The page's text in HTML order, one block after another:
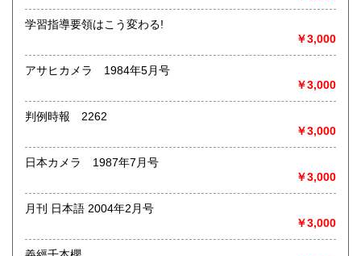
◎メディア商品【ジャズ・ロック・クラシック・映画・アニ
メ・ゲーム・声優・アイドル・ビジネス・アダルト・車・バ
EP、カセット、ポスター、おもちゃ、グッズ、パンフレット
などマニアックなものを中心に高価買取
ンタイア・和本・漢籍・戦争㊙︎資料・書道具・茶道具・戦前
絵はがき・鳥瞰図・古地図・浮世絵・軸・拓本・印譜・エロ
グロ】など古いものの中には希少価値の高いものも多数ござ
いますので価値がないと処分される前に是非 ｢古本倶楽部｣ま
沿線名：-
営業時間：-
定休日：-
学習指導要領はこう変わる!
￥3,000
アサヒカメラ 1984年5月号
￥3,000
判例時報 2262
￥3,000
日本カメラ 1987年7月号
￥3,000
月刊 日本語 2004年2月号
￥3,000